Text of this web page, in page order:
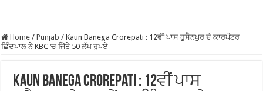
Home / Punjab / Kaun Banega Crorepati : 12ਵੀਂ ਪਾਸ ਹੁਸੈਨਪੁਰ ਦੇ ਕਾਰਪੇਂਟਰ
ਛਿੰਦਪਾਲ ਨੇ KBC ‘ਚ ਜਿੱਤੇ 50 ਲੱਖ ਰੁਪਏ
Kaun Banega Crorepati : 12ਵੀਂ ਪਾਸ